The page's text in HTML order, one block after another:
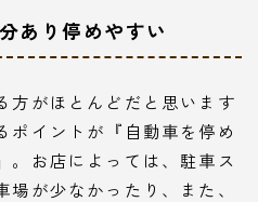
あり停めやすい
方がほとんどだと思います
ポイントが『自動車を停め
。お店によっては、駐車ス
が少なかったり、また、